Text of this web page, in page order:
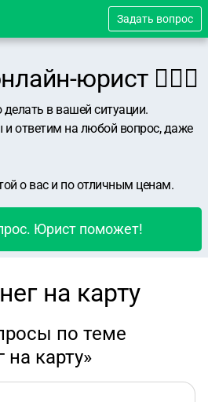
Задать вопрос
юрист 👨🏻‍⚖️
в вашей ситуации.
ответим на любой вопрос, даже
о вас и по отличным ценам.
Юрист поможет!
на карту
по теме
на карту»